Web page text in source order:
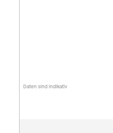
Daten sind indikativ